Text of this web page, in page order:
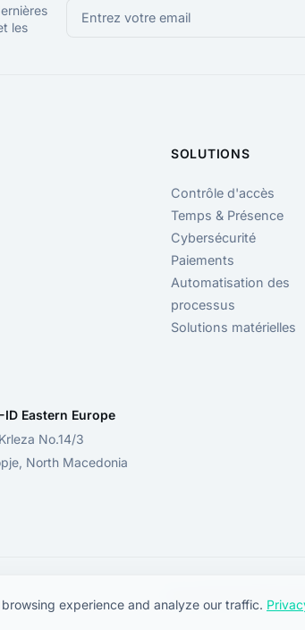
les
SOLUTIONS
Contrôle d'accès
Temps & Présence
Cybersécurité
Paiements
Automatisation des
processus
Solutions matérielles
ID Eastern Europe
No.14/3
North Macedonia
experience and analyze our traffic.